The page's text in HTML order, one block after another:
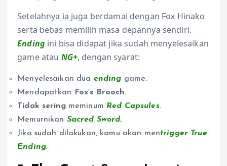
Setelahnya ia juga berdamai dengan Fox Hinako
serta bebas memilih masa depannya sendiri.
Ending ini bisa didapat jika sudah menyelesaikan
game atau NG+, dengan syarat:
Menyelesaikan dua ending game.
Mendapatkan
Fox’s Brooch.
Tidak sering meminum Red Capsules.
Memurnikan Sacred Sword.
Jika sudah dilakukan, kamu akan mentrigger True
Ending.